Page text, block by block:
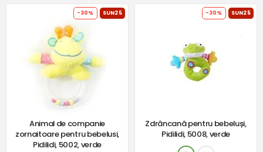
-30% SUN25
Animal de companie
zornaitoare pentru bebelusi,
Pidilidi, 5002, verde
-30% SUN25
Zdrâncană pentru bebeluși,
Pidilidi, 5008, verde